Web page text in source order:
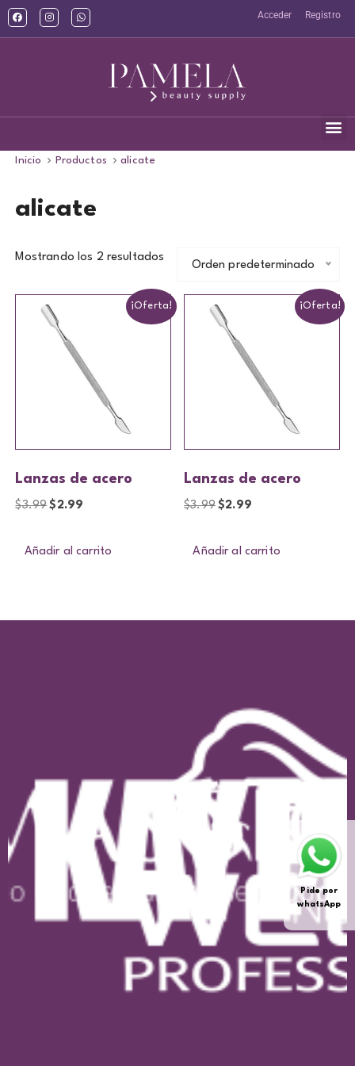
Acceder Registro
Inicio Productos alicate
alicate
Mostrando los 2 resultados
Orden predeterminado
¡Oferta!
Lanzas de acero
$3.99 $2.99
Añadir al carrito
¡Oferta!
Lanzas de acero
$3.99 $2.99
Añadir al carrito
Pide por
whatsApp